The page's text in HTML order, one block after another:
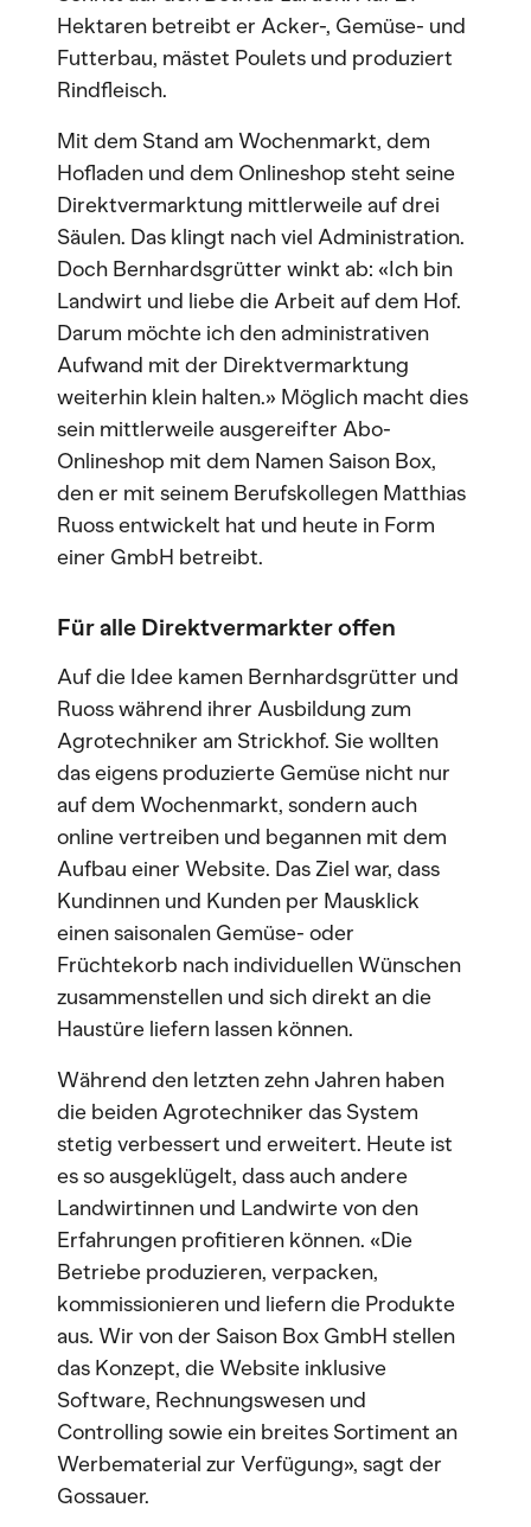
Hektaren betreibt er Acker-, Gemüse- und
Futterbau, mästet Poulets und produziert
Rindfleisch.
Mit dem Stand am Wochenmarkt, dem
Hofladen und dem Onlineshop steht seine
Direktvermarktung mittlerweile auf drei
Säulen. Das klingt nach viel Administration.
Doch Bernhardsgrütter winkt ab: «Ich bin
Landwirt und liebe die Arbeit auf dem Hof.
Darum möchte ich den administrativen
Aufwand mit der Direktvermarktung
weiterhin klein halten.» Möglich macht dies
sein mittlerweile ausgereifter Abo-
Onlineshop mit dem Namen Saison Box,
den er mit seinem Berufskollegen Matthias
Ruoss entwickelt hat und heute in Form
einer GmbH betreibt.
Für alle Direktvermarkter offen
Auf die Idee kamen Bernhardsgrütter und
Ruoss während ihrer Ausbildung zum
Agrotechniker am Strickhof. Sie wollten
das eigens produzierte Gemüse nicht nur
auf dem Wochenmarkt, sondern auch
online vertreiben und begannen mit dem
Aufbau einer Website. Das Ziel war, dass
Kundinnen und Kunden per Mausklick
einen saisonalen Gemüse- oder
Früchtekorb nach individuellen Wünschen
zusammenstellen und sich direkt an die
Haustüre liefern lassen können.
Während den letzten zehn Jahren haben
die beiden Agrotechniker das System
stetig verbessert und erweitert. Heute ist
es so ausgeklügelt, dass auch andere
Landwirtinnen und Landwirte von den
Erfahrungen profitieren können. «Die
Betriebe produzieren, verpacken,
kommissionieren und liefern die Produkte
aus. Wir von der Saison Box GmbH stellen
das Konzept, die Website inklusive
Software, Rechnungswesen und
Controlling sowie ein breites Sortiment an
Werbematerial zur Verfügung», sagt der
Gossauer.